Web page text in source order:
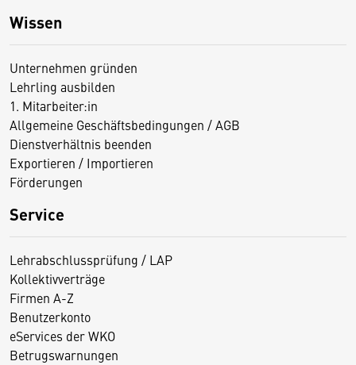
Wissen
Unternehmen gründen
Lehrling ausbilden
1. Mitarbeiter:in
Allgemeine Geschäftsbedingungen / AGB
Dienstverhältnis beenden
Exportieren / Importieren
Förderungen
Service
Lehrabschlussprüfung / LAP
Kollektivverträge
Firmen A-Z
Benutzerkonto
eServices der WKO
Betrugswarnungen